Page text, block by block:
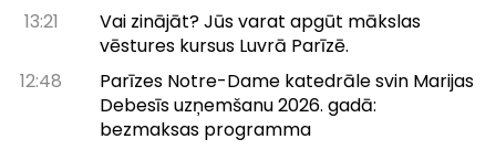
13:21
Vai zinājāt? Jūs varat apgūt mākslas
vēstures kursus Luvrā Parīzē.
12:48
Parīzes Notre-Dame katedrāle svin Marijas
Debesīs uzņemšanu 2026. gadā:
bezmaksas programma